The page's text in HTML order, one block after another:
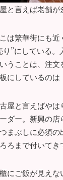
と言えば老舗が
は繁華街にも
り”にしている。
うことは、注
にしているのは
屋と言えばやは
ダー。新興の店
まぶしに必須
ろまで付いてき
にご飯が見え